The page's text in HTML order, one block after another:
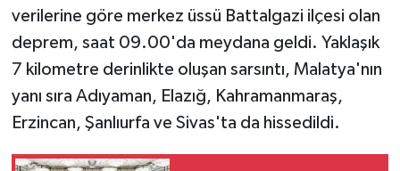
verilerine göre merkez üssü Battalgazi ilçesi olan
deprem, saat 09.00'da meydana geldi. Yaklaşık
7 kilometre derinlikte oluşan sarsıntı, Malatya'nın
yanı sıra Adıyaman, Elazığ, Kahramanmaraş,
Erzincan, Şanlıurfa ve Sivas'ta da hissedildi.